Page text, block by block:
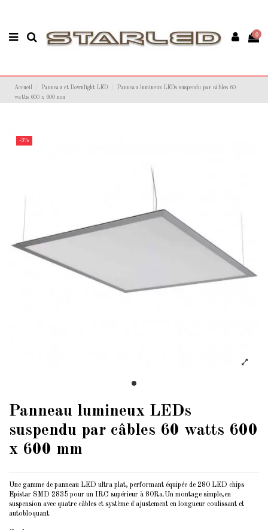
0
Accueil Panneau et Downlight LED
Panneau lumineux LEDs suspendu par câbles 60
watts 600 x 600 mm
-3%
Panneau lumineux LEDs
suspendu par câbles 60 watts 600
x 600 mm
Une gamme de panneau LED ultra plat, performant équipée de 280 LED chips
Epistar SMD 2835 pour un IRC supérieur à 80Ra.Un montage simple,en
suspension avec quatre câbles et système d'ajustement en longueur coulissant et
autobloquant.